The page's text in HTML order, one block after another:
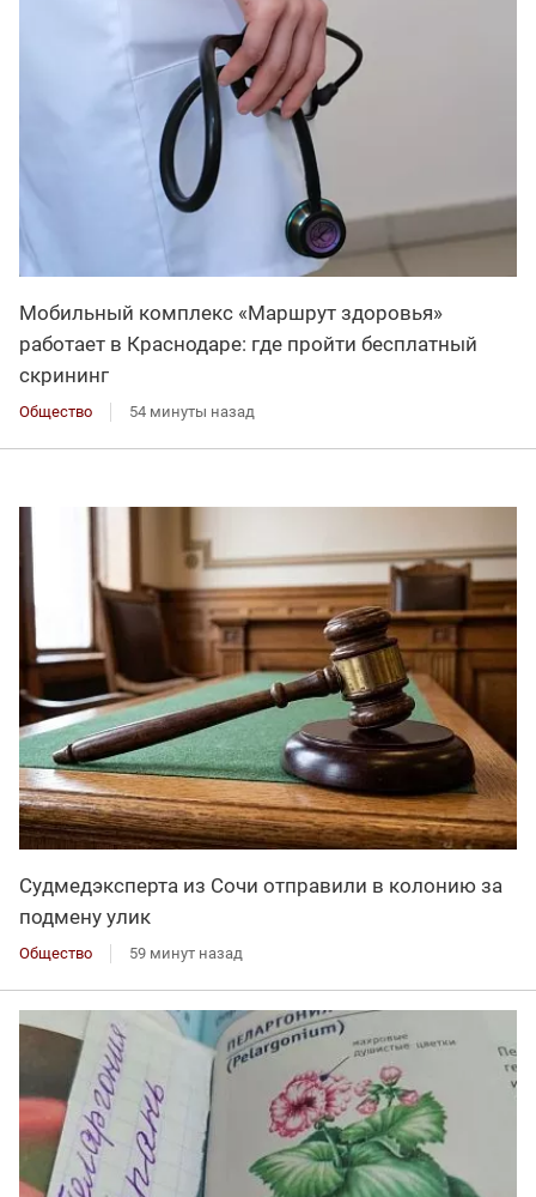
Мобильный комплекс «Маршрут здоровья»
работает в Краснодаре: где пройти бесплатный
скрининг
Общество 54 минуты назад
Судмедэксперта из Сочи отправили в колонию за
подмену улик
Общество 59 минут назад